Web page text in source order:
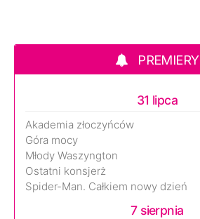
PREMIERY
31 lipca
Akademia złoczyńców
Góra mocy
Młody Waszyngton
Ostatni konsjerż
Spider-Man. Całkiem nowy dzień
7 sierpnia